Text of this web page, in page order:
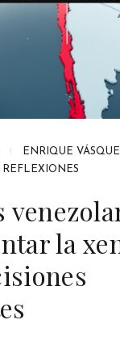
ENRIQUE
REFLEXIONES
la